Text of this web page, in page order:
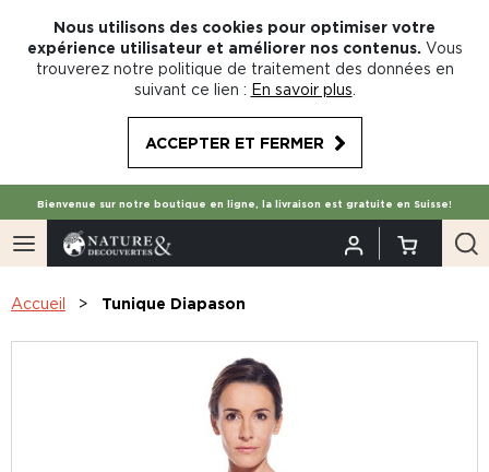
Nous utilisons des cookies pour optimiser votre
expérience utilisateur et améliorer nos contenus. Vous
trouverez notre politique de traitement des données en
suivant ce lien : En savoir plus
ACCEPTER ET FERMER
Bienvenue sur notre boutique en ligne, la livraison est gratuite en Suisse!
Accueil Tunique Diapason